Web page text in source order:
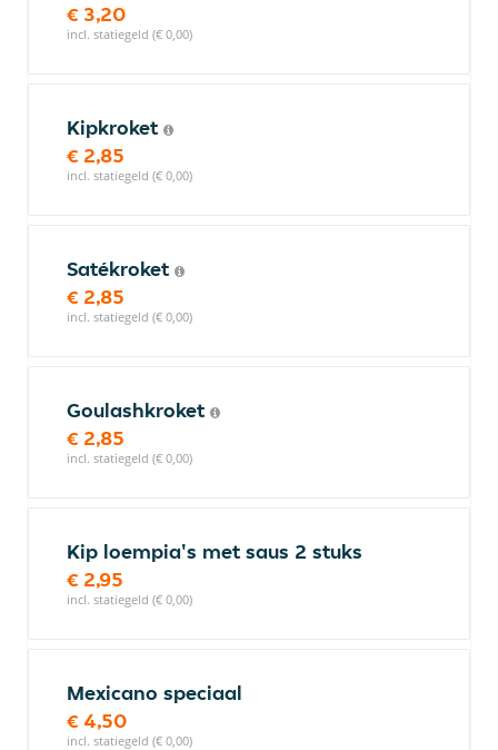
€ 3,20
incl. statiegeld (€ 0,00)
Kipkroket
€ 2,85
incl. statiegeld (€ 0,00)
Satékroket
€ 2,85
incl. statiegeld (€ 0,00)
Goulashkroket
€ 2,85
incl. statiegeld (€ 0,00)
Kip loempia's met saus 2 stuks
€ 2,95
incl. statiegeld (€ 0,00)
Mexicano speciaal
€ 4,50
incl. statiegeld (€ 0,00)